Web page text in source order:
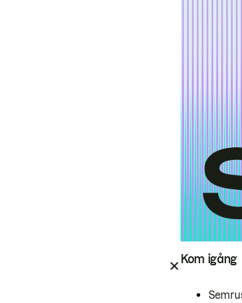
Kom igång